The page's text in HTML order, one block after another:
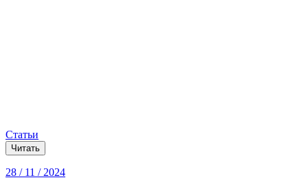
Статьи
Читать
28 / 11 / 2024